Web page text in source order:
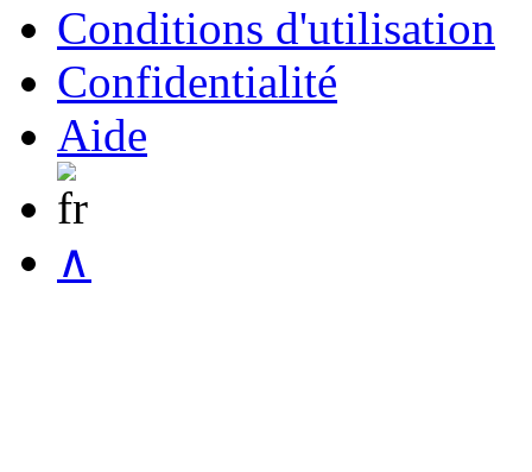
Conditions d'utilisation
Confidentialité
Aide
∧